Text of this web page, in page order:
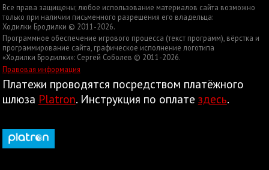
Все права защищены; любое использование материалов сайта возможно
только при наличии письменного разрешения его владельца:
Ходилки Бродилки © 2011-2026.
Программное обеспечение игрового процесса (текст программ), вёрстка и
программирование сайта, графическое исполнение логотипа
«Ходилки Бродилки»: Сергей Соболев © 2011-2026.
Правовая информация
Платежи проводятся посредством платёжного
шлюза Platron. Инструкция по оплате здесь.